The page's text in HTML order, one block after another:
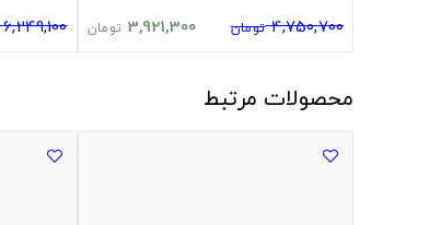
4,750,700 تومان 3,921,300 تومان 6,249,100
محصولات مرتبط